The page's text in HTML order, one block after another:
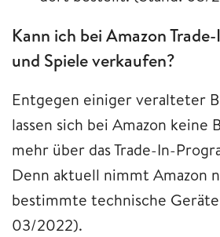
Kann ich bei Amazon
und Spiele verkaufen?
Entgegen einiger veralteter
lassen sich bei Amazon keine
mehr über das Trade-In-
Denn aktuell nimmt Amazon
bestimmte technische
03/2022).